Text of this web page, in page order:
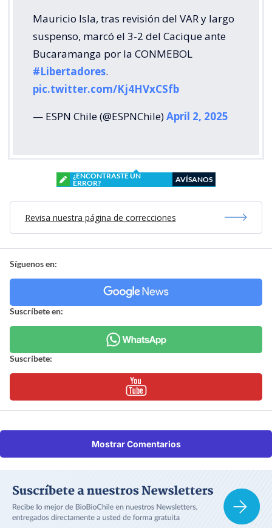
Mauricio Isla, tras revisión del VAR y largo
suspenso, marcó el 3-2 del Cacique ante
Bucaramanga por la CONMEBOL
#Libertadores.
pic.twitter.com/Kj4HVxCSfb
— ESPN Chile (@ESPNChile)April 2, 2025
¿ENCONTRASTE UN
ERROR?
AVÍSANOS
Revisa nuestra página de correcciones
Síguenos en:
Suscríbete en:
Suscríbete:
Mostrar Comentarios